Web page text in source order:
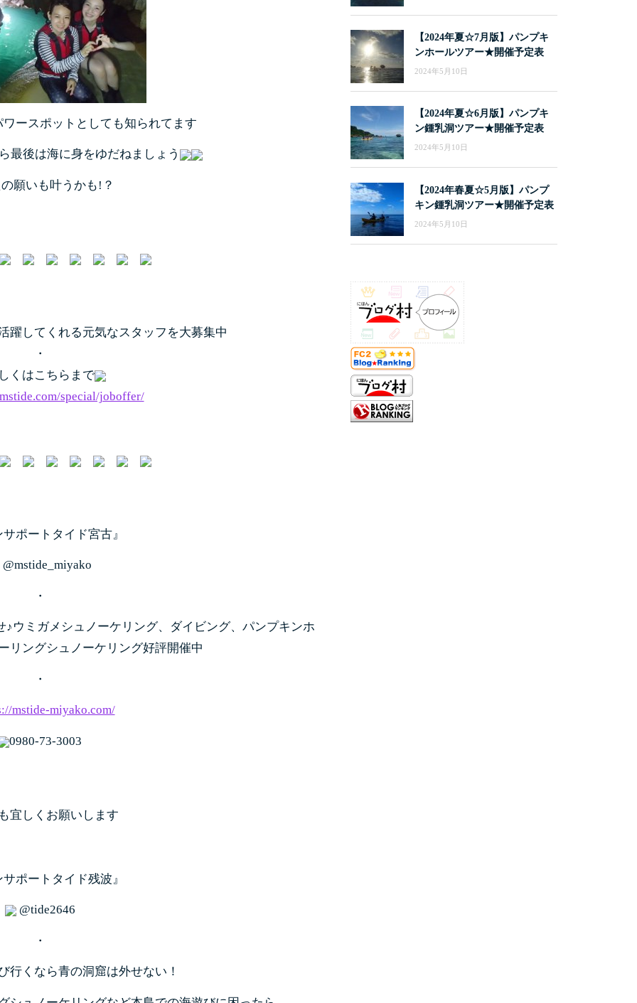
ースポットとしても知られてます
最後は海に身をゆだねましょう
願いも叶うかも!？
躍してくれる元気なスタッフを大募集中
・
くはこちらまで
special/joboffer/
ポートタイド宮古』
@mstide_miyako
・
♪ ウミガメシュノーケリング、ダイビング、 パンプキンホ
リングシュノーケリング好評開催中
・
mstide-miyako.com/
0980-73-3003
宜しくお願いします
ポートタイド残波』
@tide2646
・
行くなら青の洞窟は外せない！
【2024年夏☆7月版】パンプキ
ンホールツアー★開催予定表
2024年5月10日
【2024年夏☆6月版】パンプキ
ン鍾乳洞ツアー★開催予定表
2024年5月10日
【2024年春夏☆5月版】パンプ
キン鍾乳洞ツアー★開催予定表
2024年5月10日